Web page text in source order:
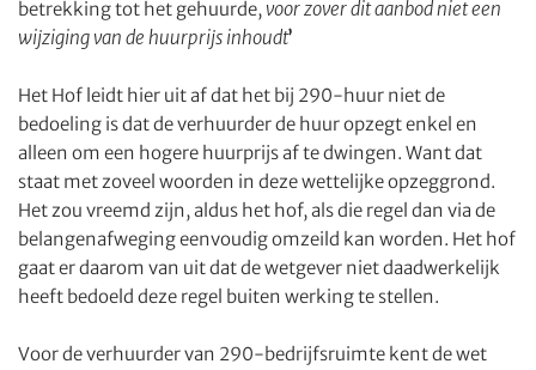
betrekking tot het gehuurde, voor zover dit aanbod niet een
wijziging van de huurprijs inhoudt’
Het Hof leidt hier uit af dat het bij 290-huur niet de
bedoeling is dat de verhuurder de huur opzegt enkel en
alleen om een hogere huurprijs af te dwingen. Want dat
staat met zoveel woorden in deze wettelijke opzeggrond.
Het zou vreemd zijn, aldus het hof, als die regel dan via de
belangenafweging eenvoudig omzeild kan worden. Het hof
gaat er daarom van uit dat de wetgever niet daadwerkelijk
heeft bedoeld deze regel buiten werking te stellen.
Voor de verhuurder van 290-bedrijfsruimte kent de wet